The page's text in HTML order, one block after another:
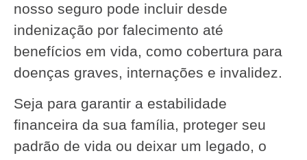
nosso seguro pode incluir desde
indenização por falecimento até
benefícios em vida, como cobertura para
doenças graves, internações e invalidez.
Seja para garantir a estabilidade
financeira da sua família, proteger seu
padrão de vida ou deixar um legado, o